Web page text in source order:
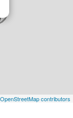
contributors